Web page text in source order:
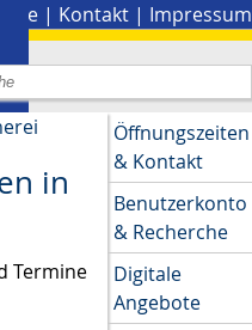
| Kontakt | Impressum
in
Termine
Öffnungszeiten
& Kontakt
Benutzerkonto
& Recherche
Digitale
Angebote